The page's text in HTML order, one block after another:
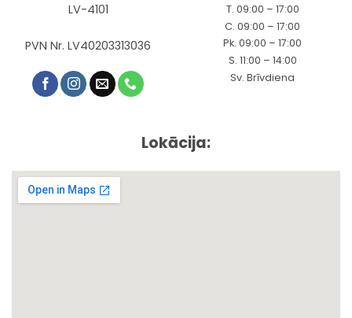
LV-4101
PVN Nr. LV40203313036
T. 09:00 – 17:00
C. 09:00 – 17:00
Pk. 09:00 – 17:00
S. 11:00 – 14:00
Sv. Brīvdiena
Lokācija: